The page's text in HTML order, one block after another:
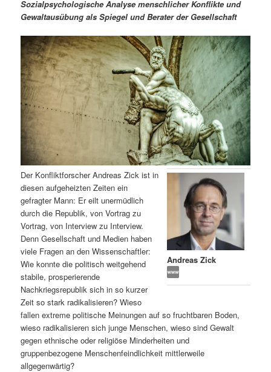
r
e
n
I
n
l
t
s
p
r
i
d
ä
r
e
n
h
a
l
t
s
p
n
a
a
t
i
o
n
Sozialpsychologische Analyse menschlicher Konflikte und
Gewaltausübung als Spiegel und Berater der Gesellschaft
Andreas Zick
Der Konfliktforscher Andreas Zick ist in
diesen aufgeheizten Zeiten ein
gefragter Mann: Er eilt unermüdlich
durch die Republik, von Vortrag zu
Vortrag, von Interview zu Interview.
Denn Gesellschaft und Medien haben
viele Fragen an den Wissenschaftler:
Wie konnte die politisch weitgehend
stabile, prosperierende
Nachkriegsrepublik sich in so kurzer
Zeit so stark radikalisieren? Wieso
fallen extreme politische Meinungen auf so fruchtbaren Boden,
wieso radikalisieren sich junge Menschen, wieso sind Gewalt
gegen ethnische oder religiöse Minderheiten und
gruppenbezogene Menschenfeindlichkeit mittlerweile
allgegenwärtig?